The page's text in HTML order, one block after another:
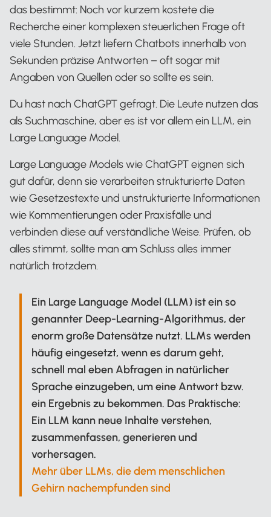
das bestimmt: Noch vor kurzem kostete die
Recherche einer komplexen steuerlichen Frage oft
viele Stunden. Jetzt liefern Chatbots innerhalb von
Sekunden präzise Antworten – oft sogar mit
Angaben von Quellen oder so sollte es sein.
Du hast nach ChatGPT gefragt. Die Leute nutzen das
als Suchmaschine, aber es ist vor allem ein LLM, ein
Large Language Model.
Large Language Models wie ChatGPT eignen sich
gut dafür, denn sie verarbeiten strukturierte Daten
wie Gesetzestexte und unstrukturierte Informationen
wie Kommentierungen oder Praxisfälle und
verbinden diese auf verständliche Weise. Prüfen, ob
alles stimmt, sollte man am Schluss alles immer
natürlich trotzdem.
Ein Large Language Model (LLM) ist ein so
genannter Deep-Learning-Algorithmus, der
enorm große Datensätze nutzt. LLMs werden
häufig eingesetzt, wenn es darum geht,
schnell mal eben Abfragen in natürlicher
Sprache einzugeben, um eine Antwort bzw.
ein Ergebnis zu bekommen. Das Praktische:
Ein LLM kann neue Inhalte verstehen,
zusammenfassen, generieren und
vorhersagen.
Mehr über LLMs, die dem menschlichen
Gehirn nachempfunden sind